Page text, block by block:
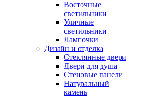
Восточные
светильники
Уличные
светильники
Лампочки
Дизайн и отделка
Стеклянные двери
Двери для душа
Стеновые панели
Натуральный
камень